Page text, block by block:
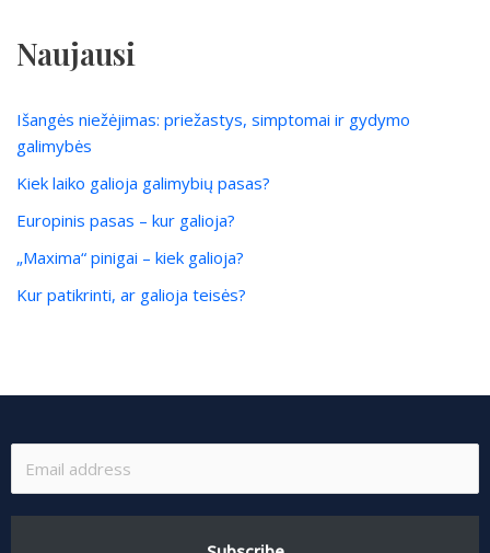
Naujausi
Išangės niežėjimas: priežastys, simptomai ir gydymo
galimybės
Kiek laiko galioja galimybių pasas?
Europinis pasas – kur galioja?
„Maxima“ pinigai – kiek galioja?
Kur patikrinti, ar galioja teisės?